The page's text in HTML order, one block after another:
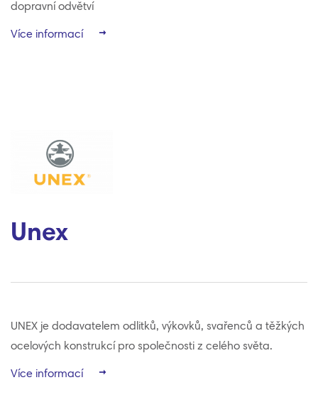
dopravní odvětví
Více informací
Unex
UNEX je dodavatelem odlitků, výkovků, svařenců a těžkých
ocelových konstrukcí pro společnosti z celého světa.
Více informací